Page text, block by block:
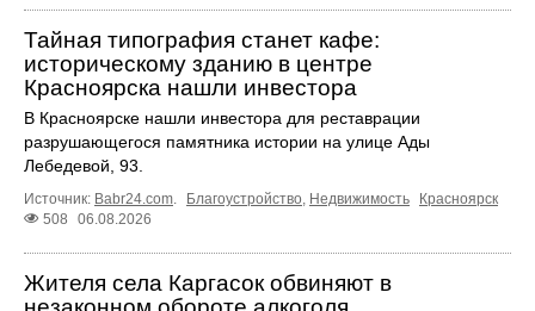
Тайная типография станет кафе:
историческому зданию в центре
Красноярска нашли инвестора
В Красноярске нашли инвестора для реставрации
разрушающегося памятника истории на улице Ады
Лебедевой, 93.
Источник: Babr24.com. Благоустройство, Недвижимость
Красноярск
508
06.08.2026
Жителя села Каргасок обвиняют в